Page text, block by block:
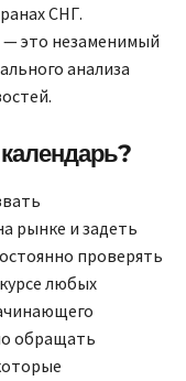
СНГ.
это незаменимый
анализа
рынке и задеть
проверять
любых
обращать